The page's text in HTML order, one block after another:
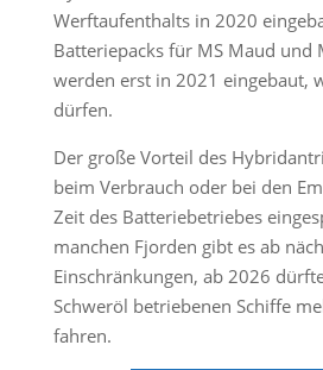
Werftaufenthalts in 2020
Batteriepacks für MS Maud und
werden erst in 2021 eingebaut,
dürfen.
Der große Vorteil des
beim Verbrauch oder bei den
Zeit des Batteriebetriebes
manchen Fjorden gibt es ab
Einschränkungen, ab 2026
Schweröl betriebenen Schiffe
fahren.